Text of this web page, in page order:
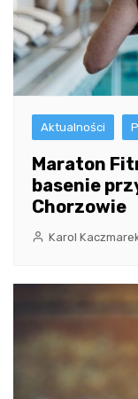
Aktualności
Maraton
basenie
Chorzowie
Karol